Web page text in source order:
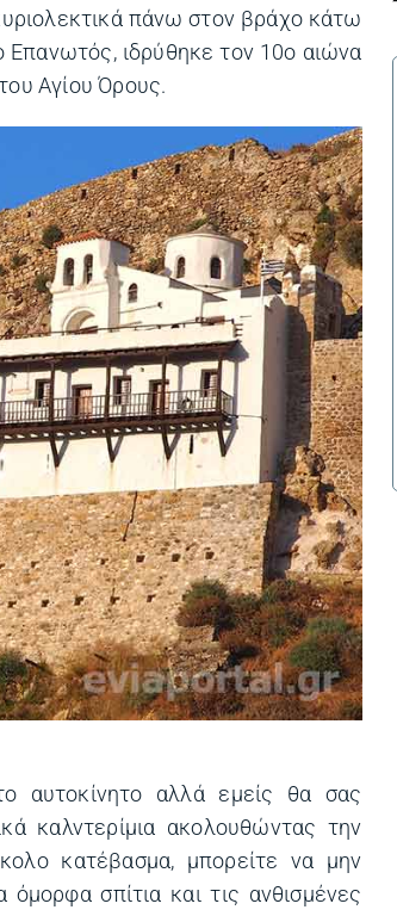
πάνω στον βράχο κάτω
Επανωτός, ιδρύθηκε τον 10ο αιώνα
Αγίου Όρους.
αυτοκίνητο αλλά εμείς θα σας
καλντερίμια ακολουθώντας την
κατέβασμα, μπορείτε να μην
σπίτια και τις ανθισμένες